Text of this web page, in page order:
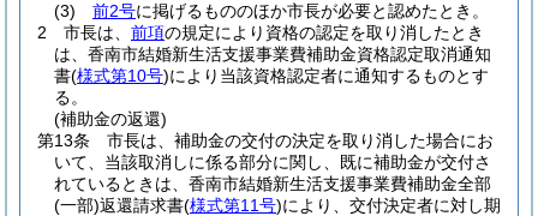
(3)
前2号に掲げるもののほか市長が必要と認めたとき。
2
市長は、 前項の規定により資格の認定を取り消したとき
は、香南市結婚新生活支援事業費補助金資格認定取消通知
書(様式第10号)により当該資格認定者に通知するものとす
る。
(補助金の返還)
第13条
市長は、補助金の交付の決定を取り消した場合にお
いて、当該取消しに係る部分に関し、既に補助金が交付さ
れているときは、香南市結婚新生活支援事業費補助金全部
(一部)返還請求書(様式第11号)により、交付決定者に対し期